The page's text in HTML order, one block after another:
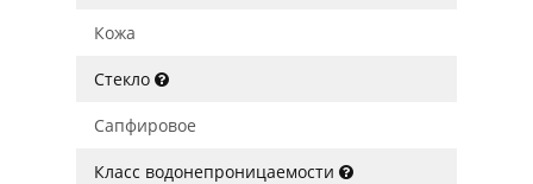
Кожа
Стекло
Сапфировое
Класс водонепроницаемости